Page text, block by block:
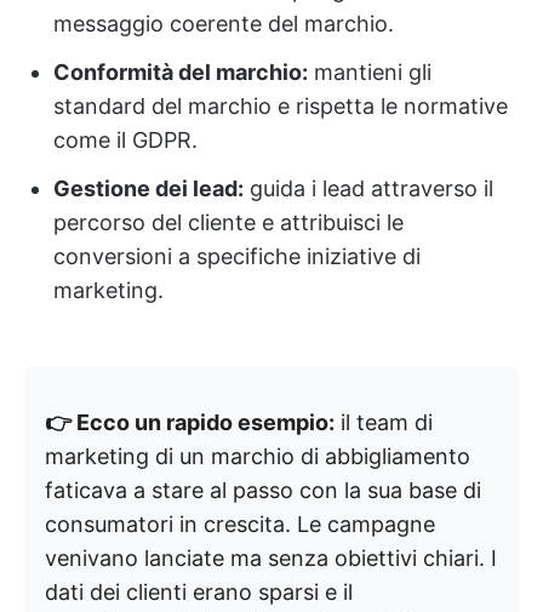
messaggio coerente del marchio.
Conformità del marchio: mantieni gli
standard del marchio e rispetta le normative
come il GDPR.
Gestione dei lead: guida i lead attraverso il
percorso del cliente e attribuisci le
conversioni a specifiche iniziative di
marketing.
👉 Ecco un rapido esempio: il team di
marketing di un marchio di abbigliamento
faticava a stare al passo con la sua base di
consumatori in crescita. Le campagne
venivano lanciate ma senza obiettivi chiari. I
dati dei clienti erano sparsi e il